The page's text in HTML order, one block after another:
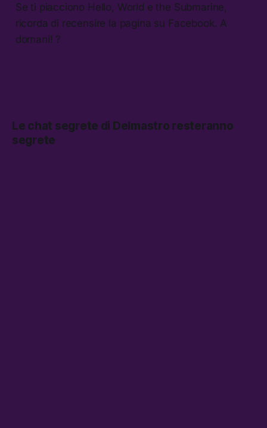
Se ti piacciono Hello, World e the Submarine,
ricorda di recensire la pagina su Facebook. A
domani! ?
Le chat segrete di Delmastro resteranno
segrete